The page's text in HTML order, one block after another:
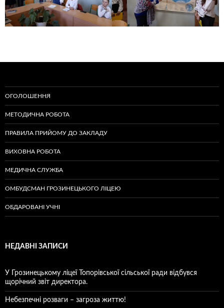
ОГОЛОШЕННЯ
МЕТОДИЧНА РОБОТА
ПРАВИЛА ПРИЙОМУ ДО ЗАКЛАДУ
ВИХОВНА РОБОТА
МЕДИЧНА СЛУЖБА
ОМБУДСМАН ГРОЗИНЕЦЬКОГО ЛІЦЕЮ
ОБДАРОВАНІ УЧНІ
НЕДАВНІ ЗАПИСИ
У Грозинецькому ліцеї Топорівської сільської ради відбувся
щорічний звіт директора.
Небезпечні розваги – загроза життю!